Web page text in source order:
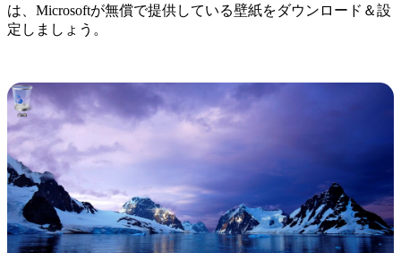
は、Microsoftが無償で提供している壁紙をダウンロード＆設
定しましょう。